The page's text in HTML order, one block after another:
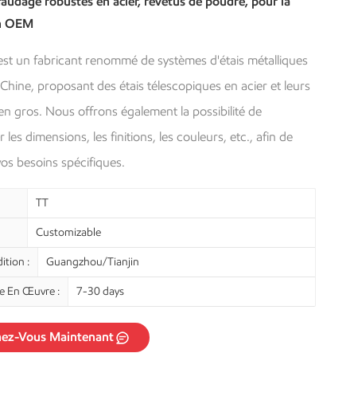
OEM
un fabricant renommé de systèmes d'étais métalliques
proposant des étais télescopiques en acier et leurs
gros. Nous offrons également la possibilité de
les dimensions, les finitions, les couleurs, etc., afin de
besoins spécifiques.
TT
Customizable
: Guangzhou/Tianjin
En Œuvre : 7-30 days
Vous Maintenant